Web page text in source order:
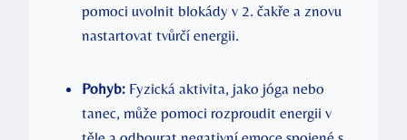
pomoci uvolnit blokády v 2. čakře a⁤ znovu
nastartovat tvůrčí energii.
Pohyb: Fyzická aktivita, ​jako jóga nebo
tanec, ‍může pomoci rozproudit energii v